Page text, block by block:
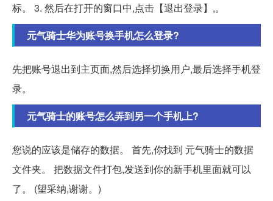
标。 3. 然后在打开的窗口中,点击【退出登录】,。
元气骑士华为账号换手机怎么登录?
先把账号退出到主页面,然后选择切换用户,最后选择手机登
录。
元气骑士的账号怎么弄到另一个手机上?
您说的应该是储存的数据。 首先,你找到 元气骑士的数据
文件夹。 把数据文件打包,发送到你的新手机里面就可以
了。 (望采纳,谢谢。)